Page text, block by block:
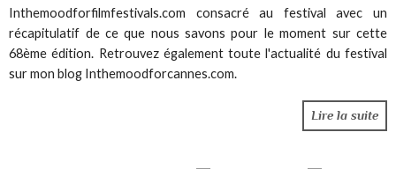
Inthemoodforfilmfestivals.com consacré au festival avec un
récapitulatif de ce que nous savons pour le moment sur cette
68ème édition. Retrouvez également toute l'actualité du festival
sur mon blog Inthemoodforcannes.com.
Lire la suite